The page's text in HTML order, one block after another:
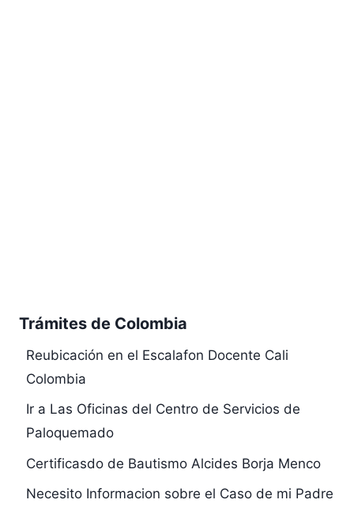
Trámites de Colombia
Reubicación en el Escalafon Docente Cali
Colombia
Ir a Las Oficinas del Centro de Servicios de
Paloquemado
Certificasdo de Bautismo Alcides Borja Menco
Necesito Informacion sobre el Caso de mi Padre